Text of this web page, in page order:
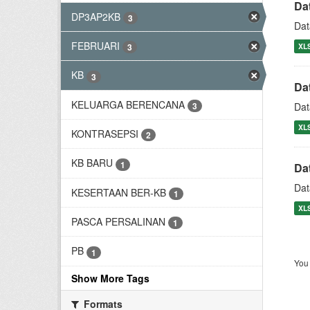
DP3AP2KB 3
FEBRUARI 3
KB 3
KELUARGA BERENCANA 3
KONTRASEPSI 2
KB BARU 1
KESERTAAN BER-KB 1
PASCA PERSALINAN 1
PB 1
Show More Tags
Formats